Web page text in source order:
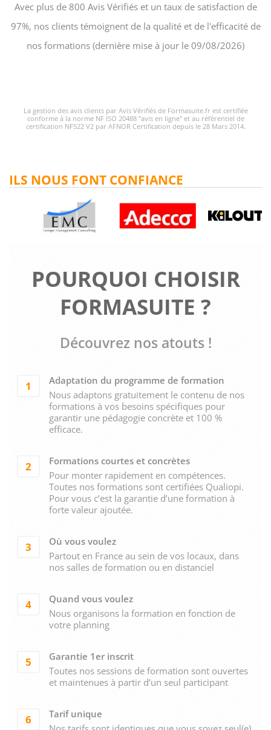
Avec plus de 800 Avis Vérifiés et un taux de satisfaction de
97%, nos clients témoignent de la qualité et de l'efficacité de
nos formations (dernière mise à jour le 09/08/2026)
La gestion des avis clients par Avis Vérifiés de Formasuite.fr est certifiée
conforme à la norme NF ISO 20488 "avis en ligne" et au référentiel de
certification NF522 V2 par AFNOR Certification depuis le 28 Mars 2014.
POURQUOI CHOISIR
FORMASUITE ?
Découvrez nos atouts !
1
Adaptation du programme de formation
Nous adaptons gratuitement le contenu de nos
formations à vos besoins spécifiques pour
garantir une pédagogie concrète et 100 %
efficace.
2
Formations courtes et concrètes
Pour monter rapidement en compétences.
Toutes nos formations sont certifiées Qualiopi.
Pour vous c’est la garantie d’une formation à
forte valeur ajoutée.
3
Où vous voulez
Partout en France au sein de vos locaux, dans
nos salles de formation ou en distanciel
4
Quand vous voulez
Nous organisons la formation en fonction de
votre planning
5
Garantie 1er inscrit
Toutes nos sessions de formation sont ouvertes
et maintenues à partir d’un seul participant
6
Tarif unique
ILS NOUS FONT CONFIANCE